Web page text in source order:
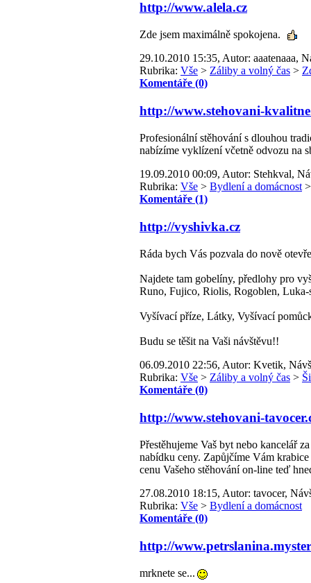
http://www.alela.cz
Zde jsem maximálně spokojena.
29.10.2010 15:35, Autor: aaatenaaa,
Rubrika: Vše > Záliby a volný čas >
Komentáře (0)
http://www.stehovani-
Profesionální stěhování s dlouhou
nabízíme vyklízení včetně odvozu na
19.09.2010 00:09, Autor: Stehkval,
Rubrika: Vše > Bydlení a domácnost
Komentáře (1)
http://vyshivka.cz
Ráda bych Vás pozvala do nově
Najdete tam gobelíny, předlohy pro
Runo, Fujico, Riolis, Rogoblen,
Vyšívací příze, Látky, Vyšívací
Budu se těšit na Vaši návštěvu!!
06.09.2010 22:56, Autor: Kvetik,
Rubrika: Vše > Záliby a volný čas >
Komentáře (0)
http://www.stehovani-
Přestěhujeme Vaš byt nebo kancelář
nabídku ceny. Zapůjčíme Vám
cenu Vašeho stěhování on-line teď
27.08.2010 18:15, Autor: tavocer,
Rubrika: Vše > Bydlení a domácnost
Komentáře (0)
http://
mrknete se...